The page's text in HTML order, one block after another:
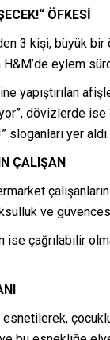
ÖFKESİ
3 kişi, büyük bir
H&M’de eylem
yapıştırılan
dövizlerde ise
sloganları yer aldı.
ÇALIŞAN
ve
ise çağrılabilir
çocuklu